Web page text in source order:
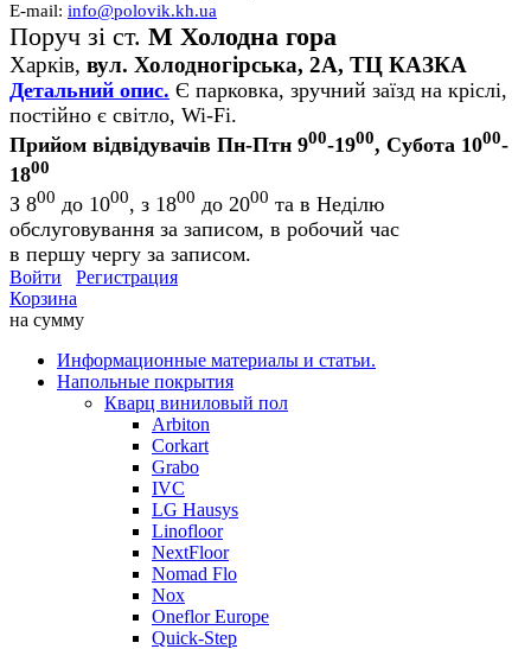
E-mail: info@polovik.kh.ua
Поруч зі ст. М Холодна гора
Харків, вул. Холодногірська, 2А, ТЦ КАЗКА
Детальний опис. Є парковка, зручний заїзд на кріслі,
постійно є світло, Wi-Fi.
Прийом відвідувачів Пн-Птн 900-1900, Субота 1000-
1800
З 800 до 1000, з 1800 до 2000 та в Неділю
обслуговування за записом, в робочий час
в першу чергу за записом.
Войти
Регистрация
Корзина
на сумму
Информационные материалы и статьи.
Напольные покрытия
Кварц виниловый пол
Arbiton
Corkart
Grabo
IVC
LG Hausys
Linofloor
NextFloor
Nomad Flo
Nox
Oneflor Europe
Quick-Step